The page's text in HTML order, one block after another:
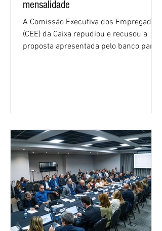
mensalidade
A Comissão Executiva dos Empregados
(CEE) da Caixa repudiou e recusou a
proposta apresentada pelo banco para o
negociações das empregadas e dos
empregados exigiram que a Caixa refaça
os cálculos e apresente uma nova
proposta. O entendimento é que a
proposta